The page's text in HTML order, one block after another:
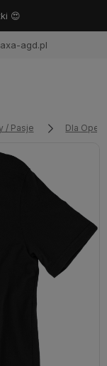
😍
agd.pl
/ Pasje Dla